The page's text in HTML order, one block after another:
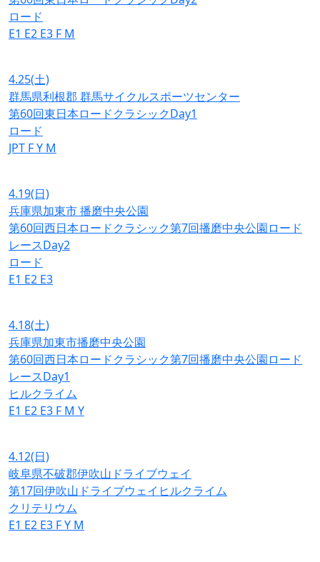
ロード
E1 E2 E3 F M
4.25(土)
群馬県利根郡 群馬サイクルスポーツセンター
第60回東日本ロードクラシックDay1
ロード
JPT FY M
4.19(日)
兵庫県加東市 播磨中央公園
第60回西日本ロードクラシック第7回播磨中央公園ロード
レースDay2
ロード
E1 E2 E3
4.18(土)
兵庫県加東市播磨中央公園
第60回西日本ロードクラシック第7回播磨中央公園ロード
レースDay1
ヒルクライム
E1 E2 E3 F M Y
4.12(日)
岐阜県不破郡伊吹山ドライブウェイ
第17回伊吹山ドライブウェイヒルクライム
クリテリウム
E1 E2 E3 FY M